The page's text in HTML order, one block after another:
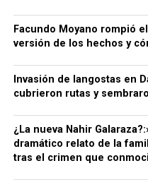
Facundo Moyano rompió
versión de los hechos y
Invasión de langostas en
cubrieron rutas y
¿La nueva Nahir
dramático relato de la
tras el crimen que